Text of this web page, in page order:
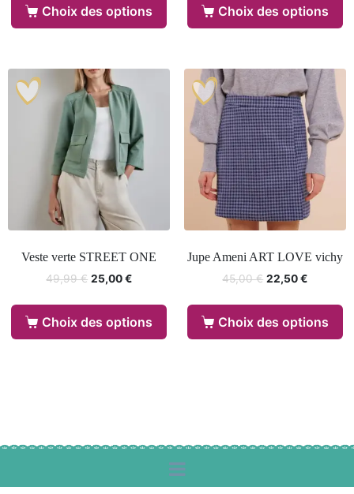
Choix des options Choix des options
Veste verte STREET ONE
49,99€ 25,00€
Choix des options
Jupe Ameni ART LOVE vichy
45,00€ 22,50€
Choix des options